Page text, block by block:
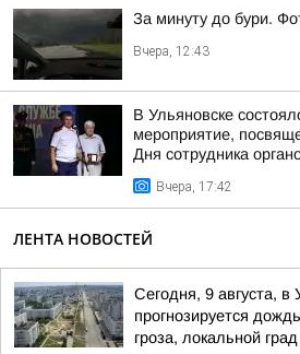
За минуту до бури.
Вчера, 12:43
В Ульяновске
мероприятие,
Дня сотрудника
Вчера, 17:42
ЛЕНТА НОВОСТЕЙ
Сегодня, 9 августа, в
прогнозируется
гроза, локальной град